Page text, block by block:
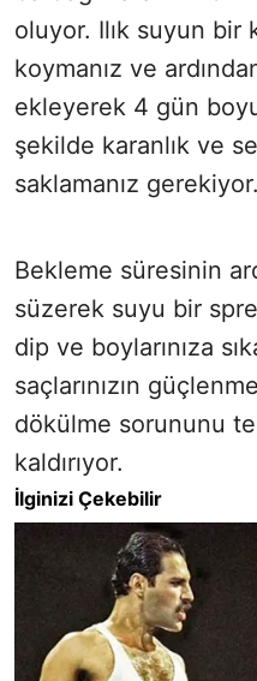
oluyor. Ilık suyun bir
koymanız ve
ekleyerek 4 gün
şekilde karanlık ve
saklamanız gerekiyor.
Bekleme süresinin
süzerek suyu bir
dip ve boylarınıza
saçlarınızın
dökülme sorununu
kaldırıyor.